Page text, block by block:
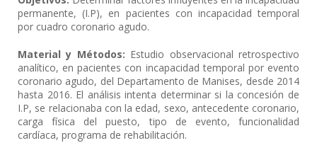
permanente, (I.P), en pacientes con incapacidad temporal
por cuadro coronario agudo.
Material y Métodos: Estudio observacional retrospectivo
analítico, en pacientes con incapacidad temporal por evento
coronario agudo, del Departamento de Manises, desde 2014
hasta 2016. El análisis intenta determinar si la concesión de
I.P, se relacionaba con la edad, sexo, antecedente coronario,
carga física del puesto, tipo de evento, funcionalidad
cardíaca, programa de rehabilitación.